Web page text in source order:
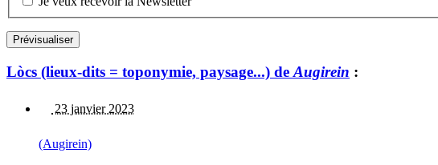
Lòcs (lieux-dits = toponymie, paysage...) de Augirein :
23 janvier 2023
(Augirein)